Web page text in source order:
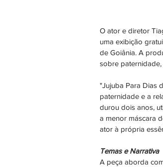
O ator e diretor
uma exibição
de Goiânia. A
sobre
"Jujuba Para Dias
paternidade e a
durou dois anos,
a menor máscara
ator à própria
Temas e Narrativa
A peça aborda